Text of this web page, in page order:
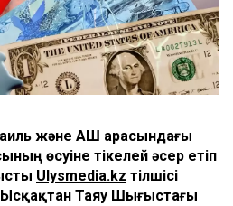
және АҚШ арасындағы
өсуіне тікелей әсер етіп
Ulysmedia.kz тілшісі
Таяу Шығыстағы